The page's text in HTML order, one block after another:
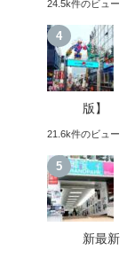
24.5k件のビュー
版】
21.6k件のビュー
新最新